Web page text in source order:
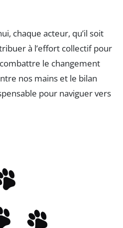
chaque acteur, qu’il soit
à l’effort collectif pour
le changement
nos mains et le bilan
pour naviguer vers